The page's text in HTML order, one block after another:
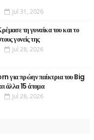
Jul 31, 2026
τη γυναίκα του και το
γονείς της
Jul 28, 2026
πρώην παίκτρια του Big
άλλα 15 άτομα
Jul 28, 2026